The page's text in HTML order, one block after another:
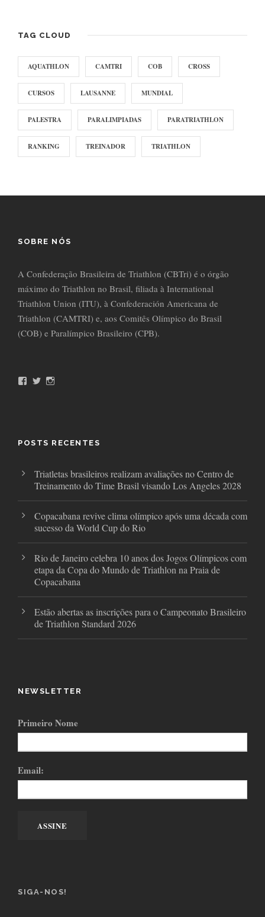
TAG CLOUD
AQUATHLON CAMTRI COB CROSS
CURSOS LAUSANNE MUNDIAL
PALESTRA PARALIMPIADAS PARATRIATHLON
RANKING TREINADOR TRIATHLON
SOBRE NÓS
A Confederação Brasileira de Triathlon (CBTri) é o órgão
máximo do Triathlon no Brasil, filiada à International
Triathlon Union (ITU), à Confederación Americana de
Triathlon (CAMTRI) e, aos Comitês Olímpico do Brasil
(COB) e Paralímpico Brasileiro (CPB).
k
T
a
POSTS RECENTES
Triatletas brasileiros realizam avaliações no Centro de
Treinamento do Time Brasil visando Los Angeles 2028
Copacabana revive clima olímpico após uma década com
sucesso da World Cup do Rio
Rio de Janeiro celebra 10 anos dos Jogos Olímpicos com
etapa da Copa do Mundo de Triathlon na Praia de
Copacabana
Estão abertas as inscrições para o Campeonato Brasileiro
de Triathlon Standard 2026
NEWSLETTER
Primeiro Nome
Email:
SIGA-NOS!